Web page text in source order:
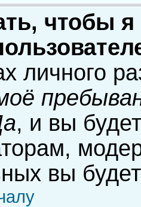
чтобы
личного
, и вы
вы